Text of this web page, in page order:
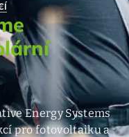
Energy Systems
pro fotovoltaiku a